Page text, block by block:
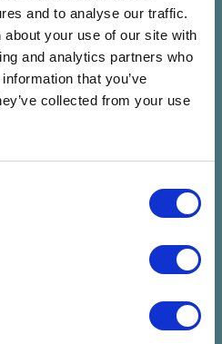
and to analyse our traffic.
your use of our site with
and analytics partners who
that you’ve
collected from your use
a